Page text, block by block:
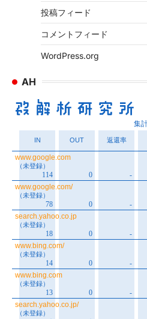
投稿フィード
コメントフィード
WordPress.org
AH